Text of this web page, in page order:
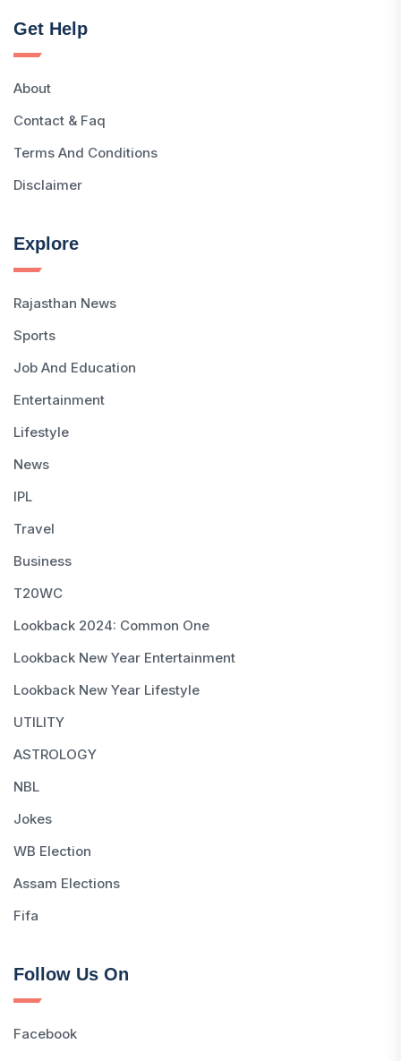
Get Help
About
Contact & Faq
Terms And Conditions
Disclaimer
Explore
Rajasthan News
Sports
Job And Education
Entertainment
Lifestyle
News
IPL
Travel
Business
T20WC
Lookback 2024: Common One
Lookback New Year Entertainment
Lookback New Year Lifestyle
UTILITY
ASTROLOGY
NBL
Jokes
WB Election
Assam Elections
Fifa
Follow Us On
Facebook